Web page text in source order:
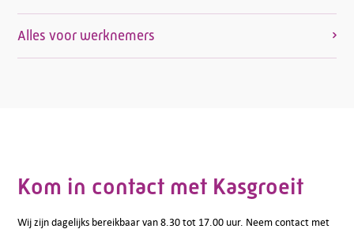
Alles voor werknemers
Kom in contact met Kasgroeit
Wij zijn dagelijks bereikbaar van 8.30 tot 17.00 uur. Neem contact met